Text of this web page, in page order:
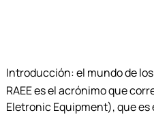
Introducción: el mundo de los
RAEE es el acrónimo que
Eletronic Equipment), que